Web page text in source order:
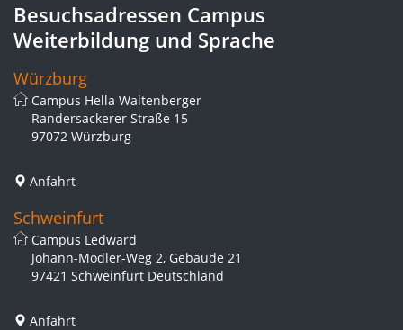
Besuchsadressen Campus
Weiterbildung und Sprache
Würzburg
Campus Hella Waltenberger
Randersackerer Straße 15
97072 Würzburg
Anfahrt
Schweinfurt
Campus Ledward
Johann-Modler-Weg 2, Gebäude 21
97421 Schweinfurt Deutschland
Anfahrt